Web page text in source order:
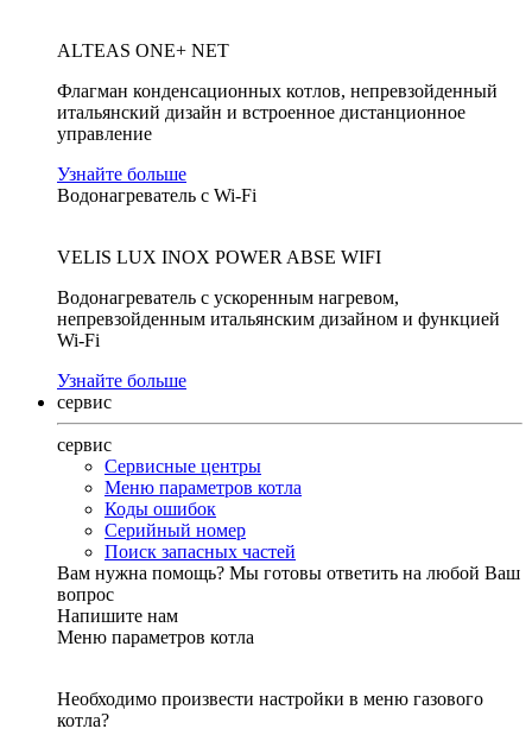
ALTEAS ONE+ NET
Флагман конденсационных котлов, непревзойденный
итальянский дизайн и встроенное дистанционное
управление
Узнайте больше
Водонагреватель с Wi-Fi
VELIS LUX INOX POWER ABSE WIFI
Водонагреватель с ускоренным нагревом,
непревзойденным итальянским дизайном и функцией
Wi-Fi
Узнайте больше
сервис
сервис
Сервисные центры
Меню параметров котла
Коды ошибок
Серийный номер
Поиск запасных частей
Вам нужна помощь? Мы готовы ответить на любой Ваш
вопрос
Напишите нам
Меню параметров котла
Необходимо произвести настройки в меню газового
котла?